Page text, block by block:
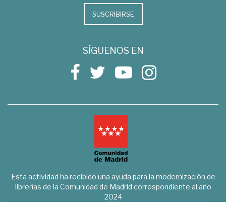
SUSCRIBIRSE
SÍGUENOS EN
Esta actividad ha recibido una ayuda para la modernización de
librerías de la Comunidad de Madrid correspondiente al año
2024